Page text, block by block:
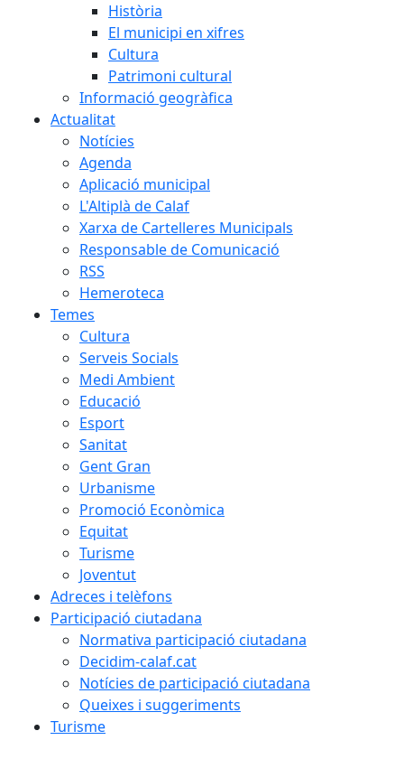
Història
El municipi en xifres
Cultura
Patrimoni cultural
Informació geogràfica
Actualitat
Notícies
Agenda
Aplicació municipal
L'Altiplà de Calaf
Xarxa de Cartelleres Municipals
Responsable de Comunicació
RSS
Hemeroteca
Temes
Cultura
Serveis Socials
Medi Ambient
Educació
Esport
Sanitat
Gent Gran
Urbanisme
Promoció Econòmica
Equitat
Turisme
Joventut
Adreces i telèfons
Participació ciutadana
Normativa participació ciutadana
Decidim-calaf.cat
Notícies de participació ciutadana
Queixes i suggeriments
Turisme